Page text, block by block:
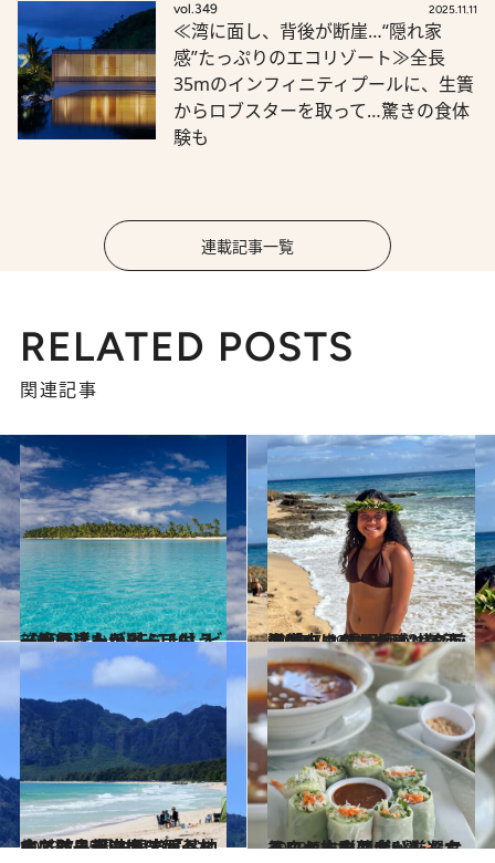
vol.349 2025.11.11
≪湾に面し、背後が断崖…“隠れ家
感”たっぷりのエコリゾート≫全長
35mのインフィニティプールに、生簀
からロブスターを取って…驚きの食体
験も
連載記事一覧
RELATED POSTS
関連記事
2020.5.2
【絶景ビーチBEST10】ビーチの達人が選ぶ、もう一度行きたいビーチは？
旅＆お出かけ 2023.7.29
素顔のハワイを感じる西海岸へ！ 透明度バツグンの「ヨコハマベイ」 名前の由来はやっぱり“横浜”？
旅＆お出かけ
2023.7.15
オアフ島東海岸に行くなら必訪！ 週末限定「ベローズビーチ」は 米軍基地内にある超穴場スポット
旅＆お出かけ 2023.5.11
ハワイ本の著者が厳選女子ウケ抜群スポットならここ！本当においしくてヘルシーなお店5選
旅＆お出かけ